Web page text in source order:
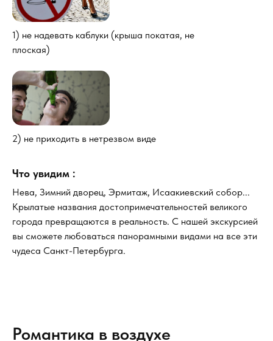
Что увидим :
Нева, Зимний дворец, Эрмитаж, Исаакиевский собор...
Крылатые названия достопримечательностей великого
города превращаются в реальность. С нашей экскурсией
вы сможете любоваться панорамными видами на все эти
чудеса Санкт-Петербурга.
1) не надевать каблуки (крыша покатая, не
плоская)
2) не приходить в нетрезвом виде
Романтика в воздухе